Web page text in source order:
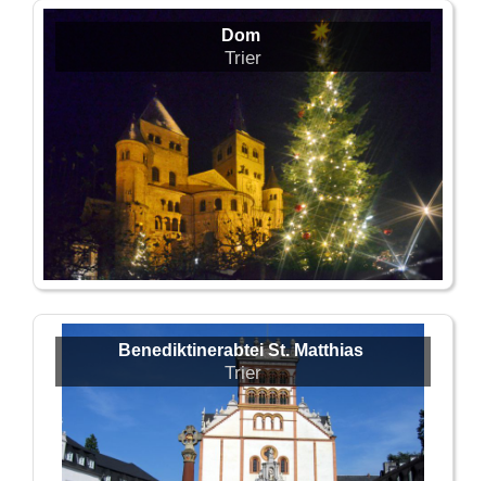
Dom
Trier
Benediktinerabtei St. Matthias
Trier